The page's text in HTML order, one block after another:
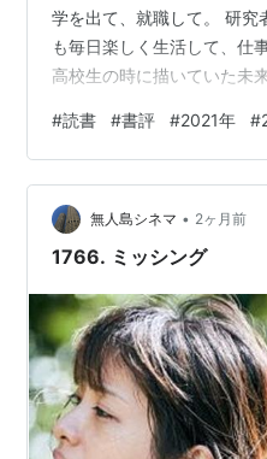
学を出て、就職して。 研究
も毎日楽しく生活して、仕
高校生の時に描いていた未
るけど何らかの理由でため
いたらぜひ読んでほしいの
は理系を選んだのか 未来
波ジュニアスタートブック
Amazon 「好き！」の先に
#読書 #書評 #2021年 #
無人島シネマ • 2ヶ月前
1766. ミッシング